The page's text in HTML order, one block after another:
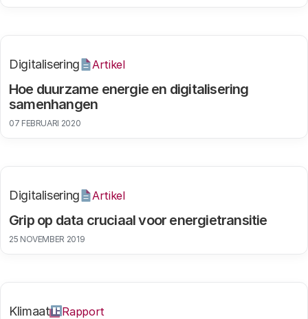
Hoe duurzame energie en digitalisering
samenhangen
Digitalisering Artikel
07 FEBRUARI 2020
Grip op data cruciaal voor energietransitie
Digitalisering Artikel
25 NOVEMBER 2019
Klimaat Rapport